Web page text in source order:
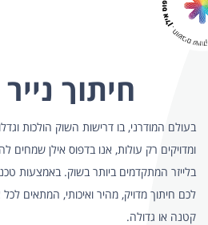
חיתוך
בעולם המודרני, בו דרישות השוק הולכות
ומדויקים רק עולות, אנו בדפוס אילן שמחים
בלייזר המתקדמים ביותר בשוק. באמצעות
לכם חיתוך מדויק, מהיר ואיכותי, המתאים
קטנה או גדולה.